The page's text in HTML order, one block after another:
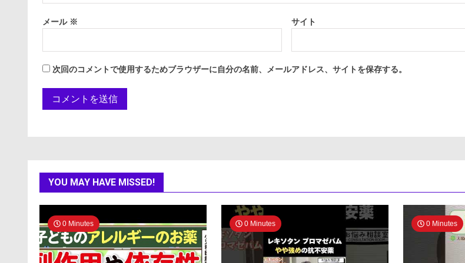
メール ※ サイト
次回のコメントで使用するためブラウザーに自分の名前、メールアドレス、サイトを保存する。
YOU MAY HAVE MISSED!
0 Minutes 0 Minutes 0 Minutes